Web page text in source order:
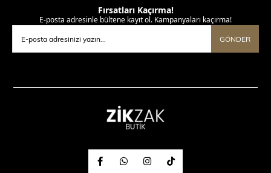
Fırsatları Kaçırma!
E-posta adresinle bültene kayıt ol. Kampanyaları kaçırma!
GÖNDER